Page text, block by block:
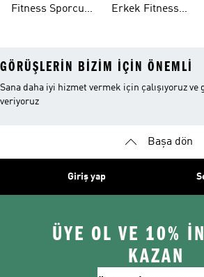
Fitness Sporcu
Aksesuarları
Erkek Fitness
GÖRÜŞLERIN BIZIM IÇIN ÖNEMLI
Sana daha iyi hizmet vermek için çalışıyoruz
veriyoruz
Başa dön
Giriş yap
ÜYE OL VE 10%
KAZAN